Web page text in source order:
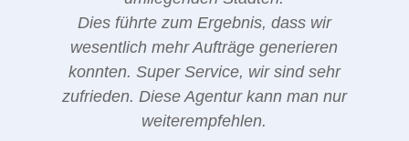
Dies führte zum Ergebnis, dass wir
wesentlich mehr Aufträge generieren
konnten. Super Service, wir sind sehr
zufrieden. Diese Agentur kann man nur
weiterempfehlen.